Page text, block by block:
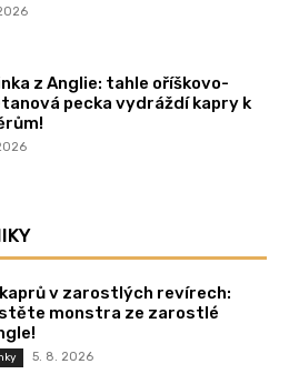
z Anglie: tahle oříškovo-
pecka vydráždí kapry k
v zarostlých revírech:
monstra ze zarostlé
5. 8. 2026